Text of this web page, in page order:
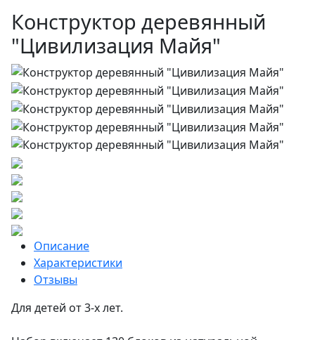
Конструктор деревянный
"Цивилизация Майя"
Описание
Характеристики
Отзывы
Для детей от 3-х лет.